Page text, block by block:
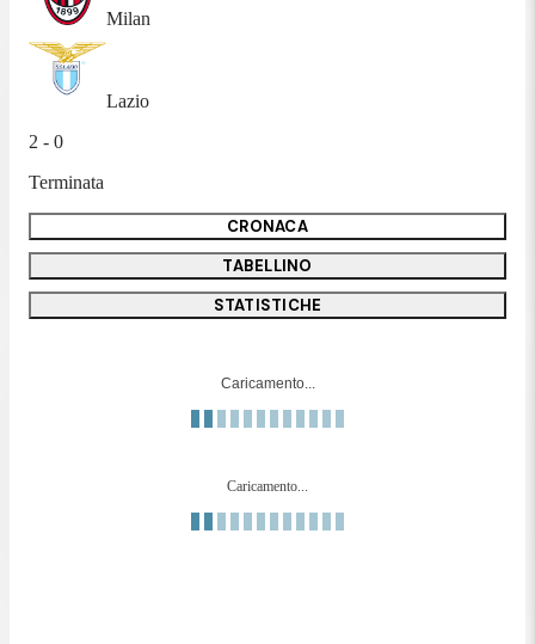
Milan
Lazio
2 - 0
Terminata
CRONACA
TABELLINO
STATISTICHE
Caricamento...
Caricamento...